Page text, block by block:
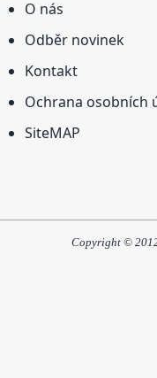
O nás
Odběr novinek
Kontakt
Ochrana osobních
SiteMAP
Copyright ©